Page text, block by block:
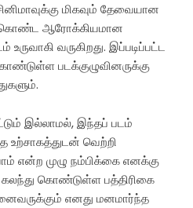
மிகவும் தேவையான
ஆரோக்கியமான
வருகிறது. இப்படிப்பட்ட
படக்குழுவினருக்கு
இல்லாமல், இந்தப் படம்
உற்சாகத்துடன் வெற்றி
என்ற முழு நம்பிக்கை எனக்கு
கலந்து கொண்டுள்ள பத்திரிகை
எனது மனமார்ந்த